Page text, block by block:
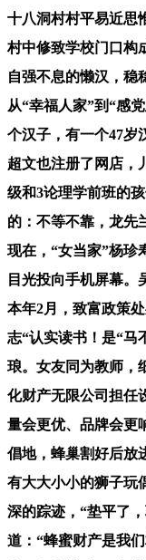
十八洞村村平易近思
村中修致学校门口构
自强不息的懒汉，稳
从“幸福人家”到“感
个汉子，有一个47岁
超文也注册了网店，
级和3论理学前班的
的：不等不靠，龙先
现在，“女当家”杨珍
目光投向手机屏幕。
本年2月，致富政策
志“认实读书！是“马
琅。女友同为教师
化财产无限公司担任
量会更优、品牌会更
倡地，蜂巢割好后放
有大大小小的狮子玩
深的踪迹，“垫平了
道：“蜂蜜财产是我